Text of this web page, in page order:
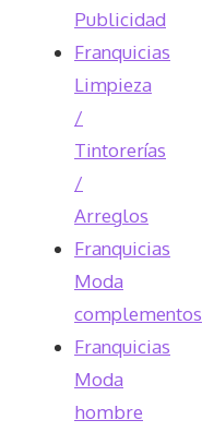
Publicidad
Franquicias
Limpieza
/
Tintorerías
/
Arreglos
Franquicias
Moda
complementos
Franquicias
Moda
hombre